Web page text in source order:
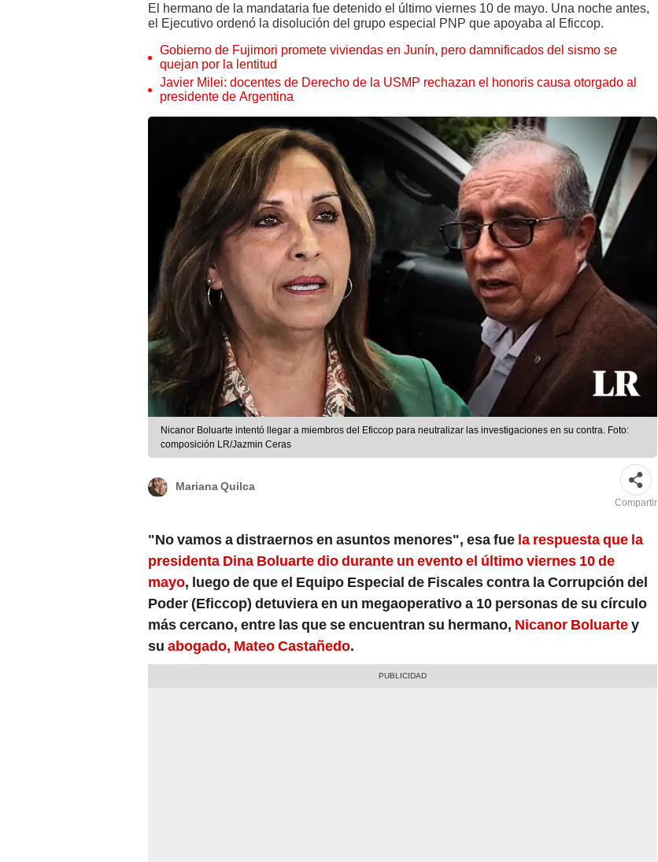
El hermano de la mandataria fue detenido el último viernes 10 de mayo. Una noche antes,
el Ejecutivo ordenó la disolución del grupo especial PNP que apoyaba al Eficcop.
Gobierno de Fujimori promete viviendas en Junín, pero damnificados del sismo se
quejan por la lentitud
Javier Milei: docentes de Derecho de la USMP rechazan el honoris causa otorgado al
presidente de Argentina
Nicanor Boluarte intentó llegar a miembros del Eficcop para neutralizar las investigaciones en su contra. Foto:
composición LR/Jazmin Ceras
Mariana Quilca
Compartir
"No vamos a distraernos en asuntos menores", esa fue la respuesta que la
presidenta Dina Boluarte dio durante un evento el último viernes 10 de
mayo, luego de que el Equipo Especial de Fiscales contra la Corrupción del
Poder (Eficcop) detuviera en un megaoperativo a 10 personas de su círculo
más cercano, entre las que se encuentran su hermano, Nicanor Boluartey
su abogado, Mateo Castañedo.